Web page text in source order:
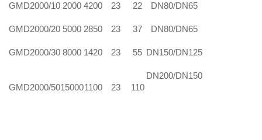
GMD2000/10 2000 4200 23 22 DN80/DN65
GMD2000/20 5000 2850 23 37 DN80/DN65
GMD2000/30 8000 1420 23 55 DN150/DN125
GMD2000/50150001100 23 110
DN200/DN150